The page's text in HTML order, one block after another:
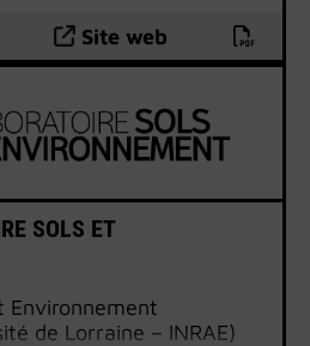
Site web
SOLS ET
Environnement
de Lorraine – INRAE)